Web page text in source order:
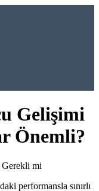
Gelişimi
Önemli?
performansla sınırlı